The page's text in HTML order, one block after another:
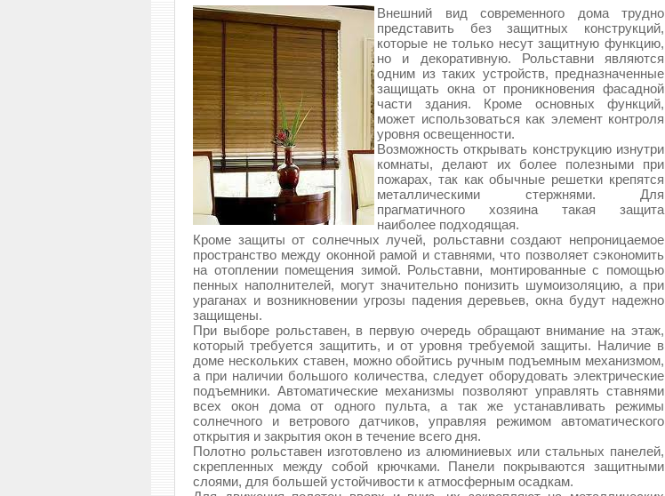
Внешний вид современного дома трудно
представить без защитных конструкций,
которые не только несут защитную функцию,
но и декоративную. Рольставни являются
одним из таких устройств, предназначенные
защищать окна от проникновения фасадной
части здания. Кроме основных функций,
может использоваться как элемент контроля
уровня освещенности.
Возможность открывать конструкцию изнутри
комнаты, делают их более полезными при
пожарах, так как обычные решетки крепятся
металлическими стержнями. Для
прагматичного хозяина такая защита
наиболее подходящая.
Кроме защиты от солнечных лучей, рольставни создают непроницаемое
пространство между оконной рамой и ставнями, что позволяет сэкономить
на отоплении помещения зимой. Рольставни, монтированные с помощью
пенных наполнителей, могут значительно понизить шумоизоляцию, а при
ураганах и возникновении угрозы падения деревьев, окна будут надежно
защищены.
При выборе рольставен, в первую очередь обращают внимание на этаж,
который требуется защитить, и от уровня требуемой защиты. Наличие в
доме нескольких ставен, можно обойтись ручным подъемным механизмом,
а при наличии большого количества, следует оборудовать электрические
подъемники. Автоматические механизмы позволяют управлять ставнями
всех окон дома от одного пульта, а так же устанавливать режимы
солнечного и ветрового датчиков, управляя режимом автоматического
открытия и закрытия окон в течение всего дня.
Полотно рольставен изготовлено из алюминиевых или стальных панелей,
скрепленных между собой крючками. Панели покрываются защитными
слоями, для большей устойчивости к атмосферным осадкам.